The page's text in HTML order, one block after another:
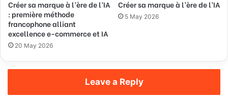
Créer sa marque à l’ère de l’IA
: première méthode
francophone alliant
excellence e-commerce et IA
20 May 2026
Créer sa marque à l’ère de l’IA
5 May 2026
Leave a Reply